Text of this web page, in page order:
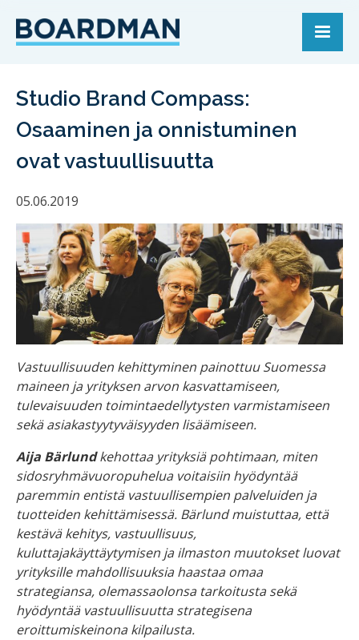
Studio Brand Compass:
Osaaminen ja onnistuminen
ovat vastuullisuutta
05.06.2019
Vastuullisuuden kehittyminen painottuu Suomessa
maineen ja yrityksen arvon kasvattamiseen,
tulevaisuuden toimintaedellytysten varmistamiseen
sekä asiakastyytyväisyyden lisäämiseen.
Aija Bärlundkehottaa yrityksiä pohtimaan, miten
sidosryhmävuoropuhelua ​voitaisiin hyödyntää
paremmin entistä vastuullisempien palveluiden ja
tuotteiden kehittämisessä. Bärlund muistuttaa, että
kestävä kehitys, vastuullisuus,
kuluttajakäyttäytymisen ja ilmaston muutokset luovat
yrityksille mahdollisuuksia haastaa omaa
strategiansa, olemassaolonsa tarkoitusta sekä
hyödyntää vastuullisuutta strategisena
eroittumiskeinona kilpailusta.